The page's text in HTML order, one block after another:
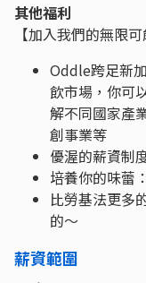
其他福利
【加入我們的無限可
Oddle跨足新
飲市場，你可
解不同國家產
創事業等
優渥的薪資制
培養你的味蕾
比勞基法更多
的～
薪資範圍